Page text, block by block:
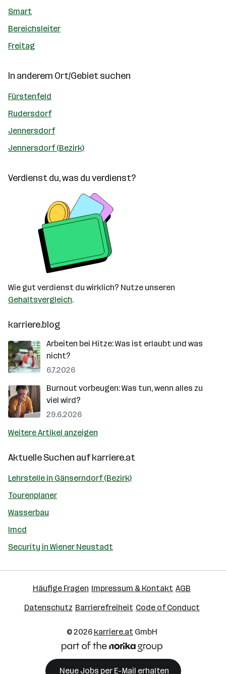
Smart
Bereichsleiter
Freitag
In anderem Ort/Gebiet suchen
Fürstenfeld
Rudersdorf
Jennersdorf
Jennersdorf (Bezirk)
Verdienst du, was du verdienst?
Wie gut verdienst du wirklich? Nutze unseren
Gehaltsvergleich.
karriere.blog
Arbeiten bei Hitze: Was ist erlaubt und was
nicht?
6.7.2026
Burnout vorbeugen: Was tun, wenn alles zu
viel wird?
29.6.2026
Weitere Artikel anzeigen
Aktuelle Suchen aufkarriere.at
Lehrstelle in Gänserndorf (Bezirk)
Tourenplaner
Wasserbau
Imcd
Security in Wiener Neustadt
Häufige Fragen Impressum & Kontakt AGB
Datenschutz Barrierefreiheit Code of Conduct
© 2026 karriere.atGmbH
Neue Jobs per E-Mail erhalten